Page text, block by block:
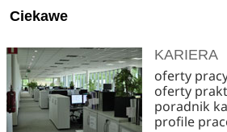
Ciekawe
KARIERA
oferty
oferty
poradnik
profile